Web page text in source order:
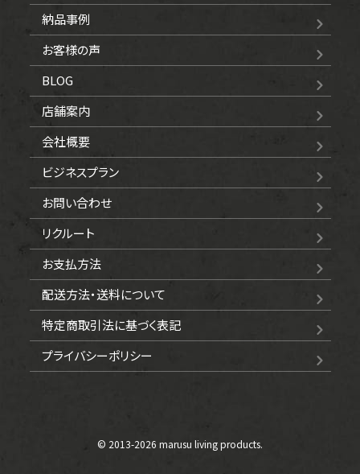
納品事例
お客様の声
BLOG
店舗案内
会社概要
ビジネスプラン
お問い合わせ
リクルート
お支払方法
配送方法・送料について
特定商取引法に基づく表記
プライバシーポリシー
© 2013-2026 marusu living products.